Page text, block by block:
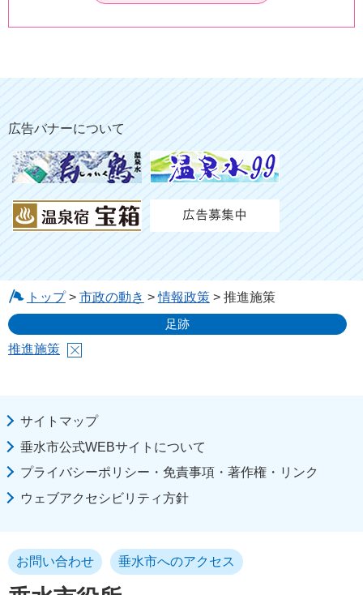
広告バナーについて
トップ> 市政の動き >情報政策> 推進施策
足跡
推進施策
サイトマップ
垂水市公式WEBサイトについて
プライバシーポリシー・免責事項・著作権・リンク
ウェブアクセシビリティ方針
お問い合わせ 垂水市へのアクセス